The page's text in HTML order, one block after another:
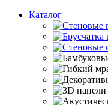
Каталог